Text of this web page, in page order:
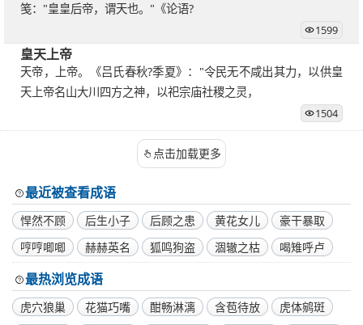
笺："皇皇后帝，谓天也。"《论语?
1599
皇天上帝
天帝，上帝。《吕氏春秋?季夏》："令民无不咸出其力，以供皇
天上帝名山大川四方之神，以祀宗庙社稷之灵，
1504
点击加载更多
最近被查看成语
悍然不顾 后生小子 后顾之患 黄花女儿
豪干暴取
哼哼唧唧
赫赫英名 狐鸣狗盗 涸辙之枯 喝雉呼卢
最热浏览成语
虎穴狼巢 花猫巧嘴 酣畅淋漓 含苞待放 虎体鹓斑